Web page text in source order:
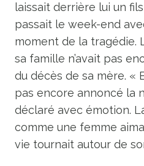
laissait derrière lui un
passait le week-end
moment de la tragédie.
sa famille n’avait pas
du décès de sa mère. «
pas encore annoncé la
déclaré avec émotion.
comme une femme
vie tournait autour de